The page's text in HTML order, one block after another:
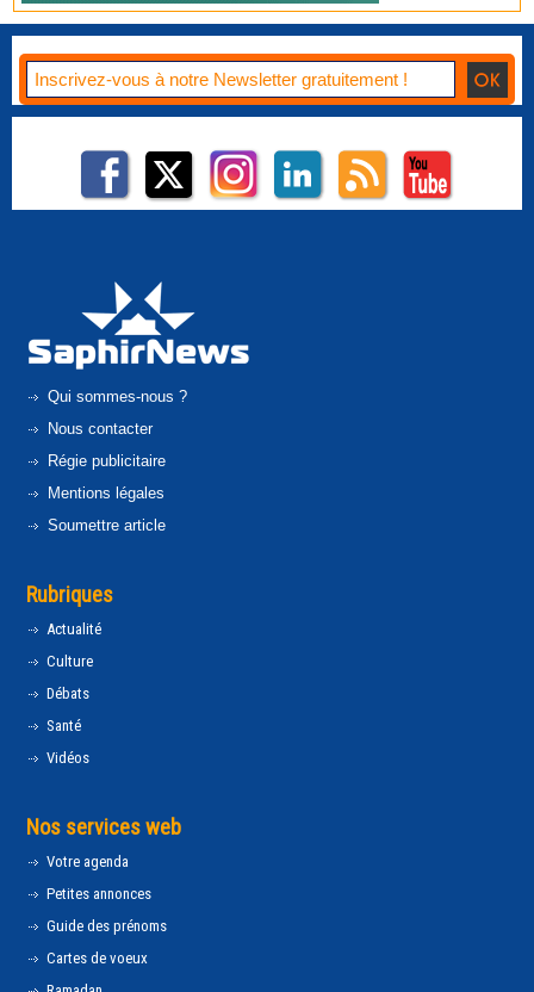
Qui sommes-nous ?
Nous contacter
Régie publicitaire
Mentions légales
Soumettre article
Rubriques
Actualité
Culture
Débats
Santé
Vidéos
Nos services web
Votre agenda
Petites annonces
Guide des prénoms
Cartes de voeux